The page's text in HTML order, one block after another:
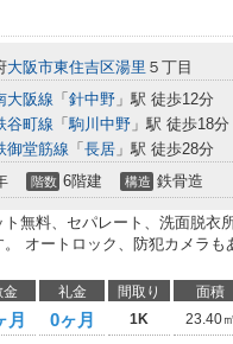
大阪市東住吉区湯里 ５丁目
大阪線 「 針中野 」駅 徒歩12分
谷町線 「駒川中野 」駅 徒歩18分
御堂筋線 「 長居 」駅 徒歩28分
階数 6階建 構造 鉄骨造
ト無料、セパレート、洗面脱衣
。 オートロック、防犯カメラ
金 礼金 間取り 面積
月 0ヶ月 1K 23.40㎡